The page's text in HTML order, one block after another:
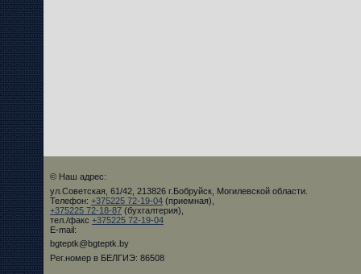
© Наш адрес:
ул.Советская, 61/42, 213826 г.Бобруйск, Могилевской области.
Телефон: +375225 72-19-04 (приемная),
+375225 72-18-87 (бухгалтерия),
тел./факс +375225 72-19-04
E-mail:
bgteptk@bgteptk.by
Рег.номер в БЕЛГИЭ: 86508